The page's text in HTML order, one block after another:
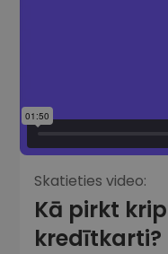
Skatieties video:
Kā pirkt
kredītkarti?